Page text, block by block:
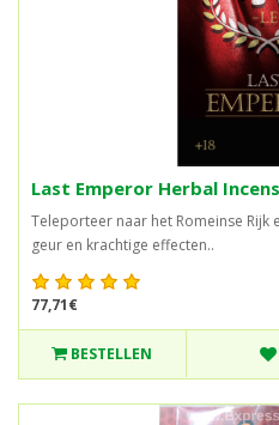
Last Emperor Herbal
Teleporteer naar het Romeinse
geur en krachtige effecten..
77,71€
BESTELLEN